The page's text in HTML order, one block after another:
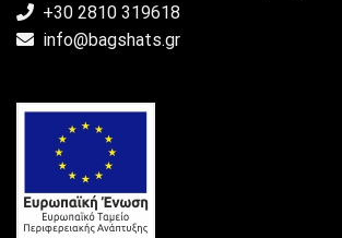
+30 2810 319618
info@bagshats.gr